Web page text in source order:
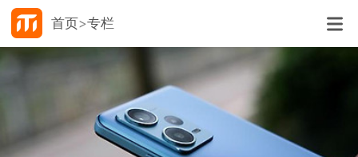
首页 专栏